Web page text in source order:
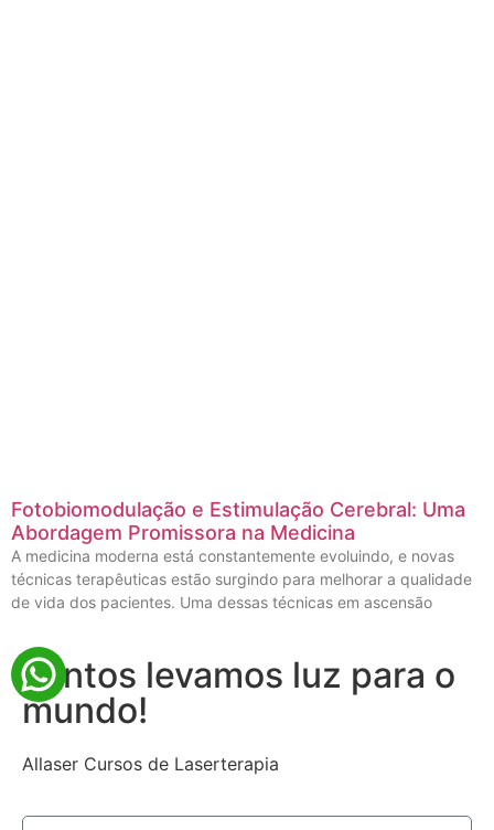
Fotobiomodulação e Estimulação Cerebral: Uma
Abordagem Promissora na Medicina
A medicina moderna está constantemente evoluindo, e novas
técnicas terapêuticas estão surgindo para melhorar a qualidade
de vida dos pacientes. Uma dessas técnicas em ascensão
Juntos levamos luz para o
mundo!
Allaser Cursos de Laserterapia